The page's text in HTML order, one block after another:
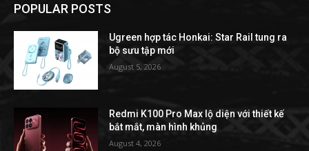
POPULAR POSTS
Ugreen hợp tác Honkai: Star Rail tung ra
bộ sưu tập mới
August 5, 2026
Redmi K100 Pro Max lộ diện với thiết kế
bắt mắt, màn hình khủng
August 4, 2026